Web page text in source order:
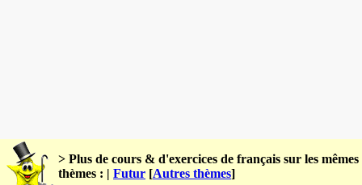
> Plus de cours & d'exercices de français sur les mêmes
thèmes : | Futur [Autres thèmes]